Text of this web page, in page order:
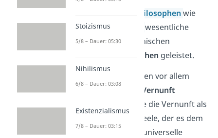
Philosophen wie
PlatonundAristoteles wesentliche
Beiträge zum philosophischen
Menschen geleistet.
Platon sah den Menschen vor allem
durch seine
Vernunft
definiert. Er betrachtete die Vernunft als
der Seele, der es dem
Menschen ermöglicht, universelle
Stoizismus
5/8 – Dauer: 05:30
Nihilismus
6/8 – Dauer: 03:08
Existenzialismus
7/8 – Dauer: 03:15